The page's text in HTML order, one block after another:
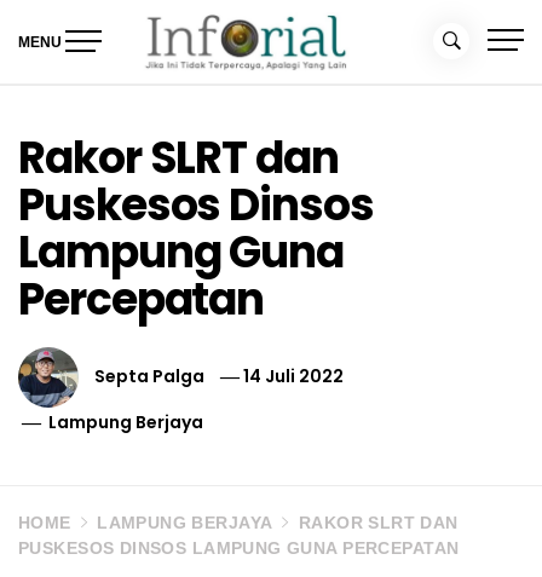
MENU
Rakor SLRT dan
Puskesos Dinsos
Lampung Guna
Percepatan
Septa Palga
14 Juli 2022
Lampung Berjaya
HOME LAMPUNG BERJAYA
RAKOR SLRT DAN
PUSKESOS DINSOS LAMPUNG GUNA PERCEPATAN